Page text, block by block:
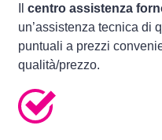
centro assistenza
un’assistenza tecnica di
puntuali a prezzi
qualità/prezzo.